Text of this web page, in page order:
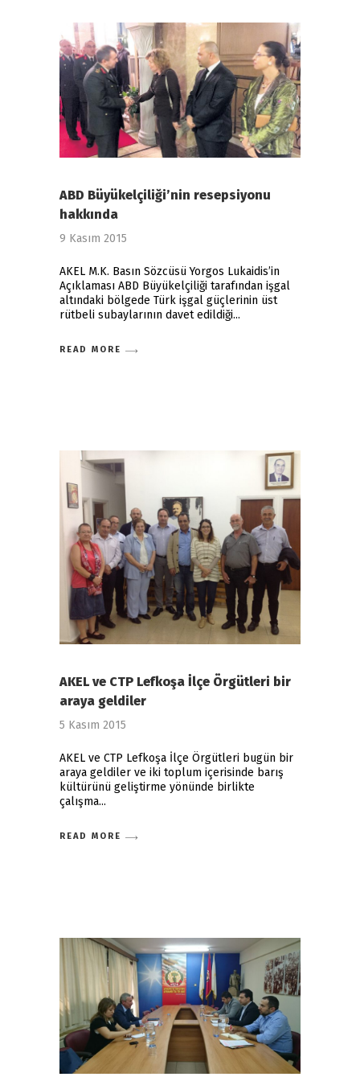
ABD Büyükelçiliği’nin resepsiyonu
hakkında
9 Kasım 2015
AKEL M.K. Basın Sözcüsü Yorgos Lukaidis’in
Açıklaması ABD Büyükelçiliği tarafından işgal
altındaki bölgede Türk işgal güçlerinin üst
rütbeli subaylarının davet edildiği
READ MORE
AKEL ve CTP Lefkoşa İlçe Örgütleri bir
araya geldiler
5 Kasım 2015
AKEL ve CTP Lefkoşa İlçe Örgütleri bugün bir
araya geldiler ve iki toplum içerisinde barış
kültürünü geliştirme yönünde birlikte
çalışma
READ MORE